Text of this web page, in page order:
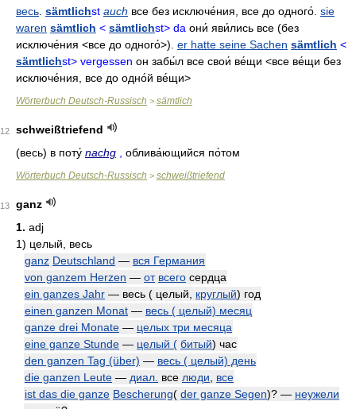
весь sämtlichst auch все без исключе́ния все до одного́ sie
waren sämtlich < sämtlichst> da они́ яви́лись все (без
исключе́ния <все до одного́>). er hatte seine Sachen sämtlich <
sämtlichst> vergessen он забы́л все свои́ ве́щи <все ве́щи без
исключе́ния, все до одно́й ве́щи>
Wörterbuch Deutsch-Russisch > sämtlich
12
schweißtriefend
(весь) в поту́ nachg облива́ющийся по́том
Wörterbuch Deutsch-Russisch > schweißtriefend
13
ganz
1. adj
1) целый, весь
ganz Deutschland — вся Германия
von ganzem Herzen — от всего сердца
ein ganzes Jahr — весь ( целый, круглый) год
einen ganzen Monat — весь ( целый) месяц
ganze drei Monate — целых три месяца
eine ganze Stunde — целый ( битый) час
den ganzen Tag (über) — весь ( целый) день
die ganzen Leute — диал. все люди
все
ist das die ganze Bescherung( der ganze Segen)? — неужели